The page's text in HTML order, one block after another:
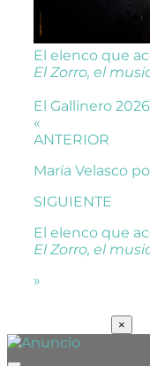
El elenco que
El Zorro, el
El Gallinero 2026
«
ANTERIOR
María Velasco
SIGUIENTE
El elenco que
El Zorro, el
»
×